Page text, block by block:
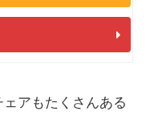
アもたくさんある